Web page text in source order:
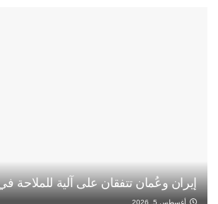
إيران وعُمان تتفقان على آلية
أغسطس 5, 2026